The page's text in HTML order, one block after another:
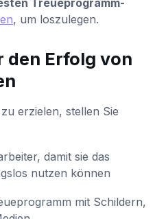
Treueprogramm-
, um loszulegen.
den Erfolg von
zu erzielen, stellen Sie
damit sie das
nutzen können
mit Schildern,